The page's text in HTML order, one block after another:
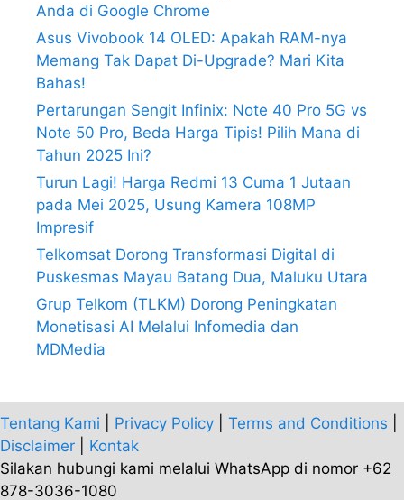
Anda di Google Chrome
Asus Vivobook 14 OLED: Apakah RAM-nya
Memang Tak Dapat Di-Upgrade? Mari Kita
Bahas!
Pertarungan Sengit Infinix: Note 40 Pro 5G vs
Note 50 Pro, Beda Harga Tipis! Pilih Mana di
Tahun 2025 Ini?
Turun Lagi! Harga Redmi 13 Cuma 1 Jutaan
pada Mei 2025, Usung Kamera 108MP
Impresif
Telkomsat Dorong Transformasi Digital di
Puskesmas Mayau Batang Dua, Maluku Utara
Grup Telkom (TLKM) Dorong Peningkatan
Monetisasi AI Melalui Infomedia dan
MDMedia
Tentang Kami Privacy Policy Terms and Conditions
Disclaimer
Kontak
Silakan hubungi kami melalui WhatsApp di nomor +62
878-3036-1080